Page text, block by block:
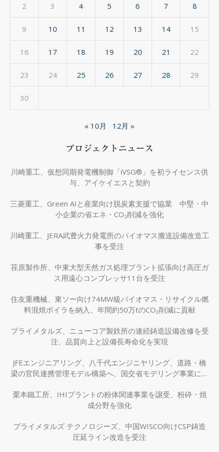
2 3 4 5 6 7 8
9 10 11 12 13 14 15
16 17 18 19 20 21 22
23 24 25 26 27 28 29
30
« 10月 12月 »
プロジェクトニュース
川崎重工、仮想同期発電機制御「iVSG®」を初ライセンス供
与、アイケイエスと契約
三菱重工、Green AIと産業向け脱炭素支援で協業 中堅・中
小企業の省エネ・CO₂削減を強化
川崎重工、JERA武豊火力発電所のバイオマス搬送設備改造工
事を受注
荏原製作所、中東大型天然ガス処理プラント拡張向け高圧ガ
ス用遠心コンプレッサ11台を受注
住友重機械、東ソー向け74MW級バイオマス・リサイクル燃
料混焼ボイラを納入、年間約50万tのCO₂削減に貢献
プライメタルズ、ニューコア製鉄所の連続鋳造設備改修を受
注、品質向上と設備長寿命化を実現
JFEエンジニアリング、八千代エンジニヤリング、道路・橋
梁の官民連携管理モデル構築へ、国交省モデリング事業に採
栗本鐵工所、IHIプラントの粉体関連事業を譲受、粉砕・焼
成分野を強化
プライメタルズ テクノロジーズ、中国WISCO向けCSP鋳造
圧延ライン改造を受注